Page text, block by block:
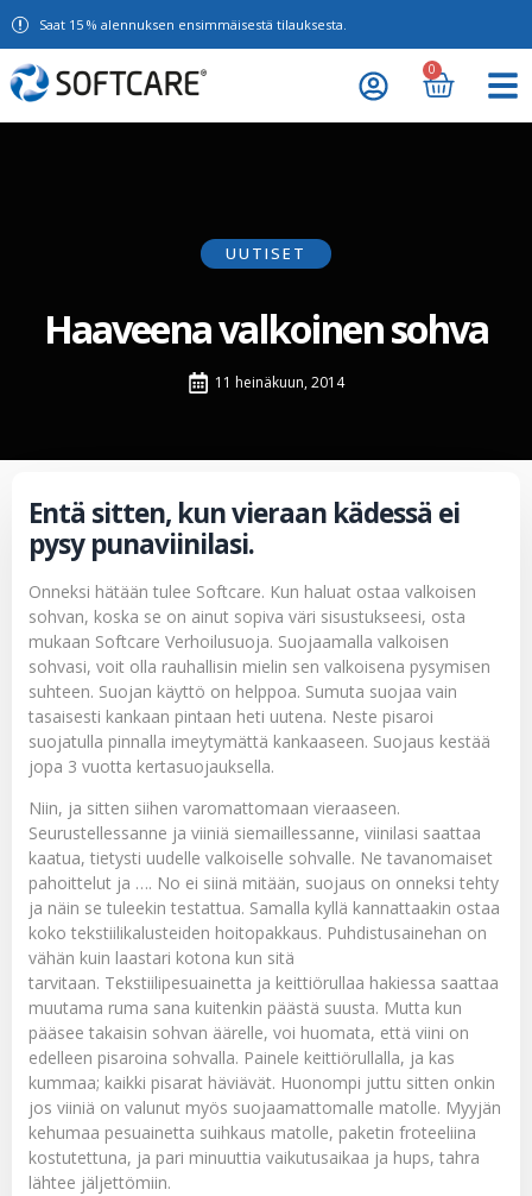
Saat 15 % alennuksen ensimmäisestä tilauksesta.
0
UUTISET
Haaveena valkoinen sohva
11 heinäkuun, 2014
Entä sitten, kun vieraan kädessä ei
pysy punaviinilasi.
Onneksi hätään tulee Softcare. Kun haluat ostaa valkoisen
sohvan, koska se on ainut sopiva väri sisustukseesi, osta
mukaan Softcare Verhoilusuoja. Suojaamalla valkoisen
sohvasi, voit olla rauhallisin mielin sen valkoisena pysymisen
suhteen. Suojan käyttö on helppoa. Sumuta suojaa vain
tasaisesti kankaan pintaan heti uutena. Neste pisaroi
suojatulla pinnalla imeytymättä kankaaseen. Suojaus kestää
jopa 3 vuotta kertasuojauksella.
Niin, ja sitten siihen varomattomaan vieraaseen.
Seurustellessanne ja viiniä siemaillessanne, viinilasi saattaa
kaatua, tietysti uudelle valkoiselle sohvalle. Ne tavanomaiset
pahoittelut ja …. No ei siinä mitään, suojaus on onneksi tehty
ja näin se tuleekin testattua. Samalla kyllä kannattaakin ostaa
koko tekstiilikalusteiden hoitopakkaus. Puhdistusainehan on
vähän kuin laastari kotona kun sitä
tarvitaan. Tekstiilipesuainetta ja keittiörullaa hakiessa saattaa
muutama ruma sana kuitenkin päästä suusta. Mutta kun
pääsee takaisin sohvan äärelle, voi huomata, että viini on
edelleen pisaroina sohvalla. Painele keittiörullalla, ja kas
kummaa; kaikki pisarat häviävät. Huonompi juttu sitten onkin
jos viiniä on valunut myös suojaamattomalle matolle. Myyjän
kehumaa pesuainetta suihkaus matolle, paketin froteeliina
kostutettuna, ja pari minuuttia vaikutusaikaa ja hups, tahra
lähtee jäljettömiin.